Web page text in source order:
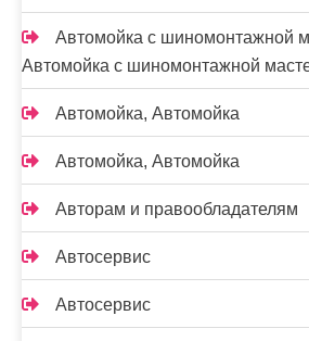
Автомойка с шиномонтажной
Автомойка с шиномонтажной
Автомойка, Автомойка
Автомойка, Автомойка
Авторам и правообладателям
Автосервис
Автосервис